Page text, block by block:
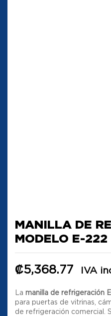
MANILLA DE
MODELO E-222
₡5,368.77 IVA
La manilla de refrigeración
para puertas de vitrinas,
de refrigeración comercial.